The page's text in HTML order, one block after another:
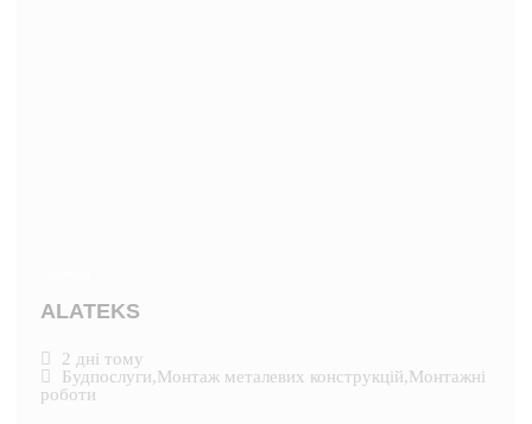
ALATEKS
2 дні тому
Будпослуги,Монтаж металевих конструкцій,Монтажні
роботи